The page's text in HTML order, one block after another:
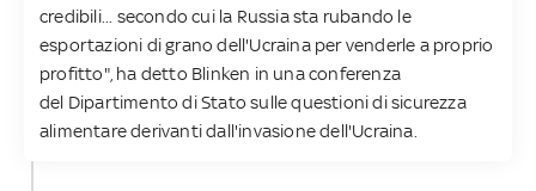
credibili... secondo cui la Russia sta rubando le
esportazioni di grano dell'Ucraina per venderle a proprio
profitto", ha detto Blinken in una conferenza
del Dipartimento di Stato sulle questioni di sicurezza
alimentare derivanti dall'invasione dell'Ucraina.